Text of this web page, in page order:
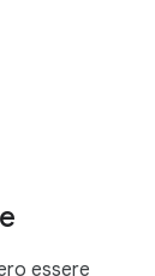
essere